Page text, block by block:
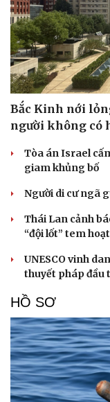
Cải chính
Bắc Kinh nới
người không có
Tòa án Israel
giam khủng bố
Người di cư ngã
Thái Lan cảnh
“đội lốt” tem
UNESCO vinh
thuyết pháp đầu
HỒ SƠ